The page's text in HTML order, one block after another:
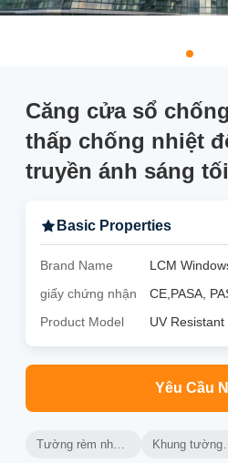
Căng cửa sổ
thấp chống nhiệt
truyền ánh sáng
Basic Properties
Brand Name
LCM
giấy chứng nhận
CE,PASA,
Product Model
UV Resistant
Yêu Cầu
Tường rèm nhôm thông gió